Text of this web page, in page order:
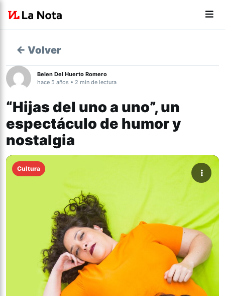
← Volver
Belen Del Huerto Romero
hace 5 años • 2 min de lectura
“Hijas del uno a uno”, un
espectáculo de humor y
nostalgia
Cultura